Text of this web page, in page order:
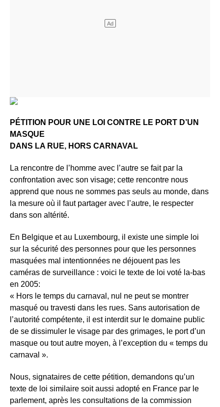
PÉTITION POUR UNE LOI CONTRE LE PORT D’UN
MASQUE
DANS LA RUE, HORS CARNAVAL
La rencontre de l’homme avec l’autre se fait par la
confrontation avec son visage; cette rencontre nous
apprend que nous ne sommes pas seuls au monde, dans
la mesure où il faut partager avec l’autre, le respecter
dans son altérité.
En Belgique et au Luxembourg, il existe une simple loi
sur la sécurité des personnes pour que les personnes
masquées mal intentionnées ne déjouent pas les
caméras de surveillance : voici le texte de loi voté la-bas
en 2005:
« Hors le temps du carnaval, nul ne peut se montrer
masqué ou travesti dans les rues. Sans autorisation de
l’autorité compétente, il est interdit sur le domaine public
de se dissimuler le visage par des grimages, le port d’un
masque ou tout autre moyen, à l’exception du « temps du
carnaval ».
Nous, signataires de cette pétition, demandons qu’un
texte de loi similaire soit aussi adopté en France par le
parlement, après les consultations de la commission